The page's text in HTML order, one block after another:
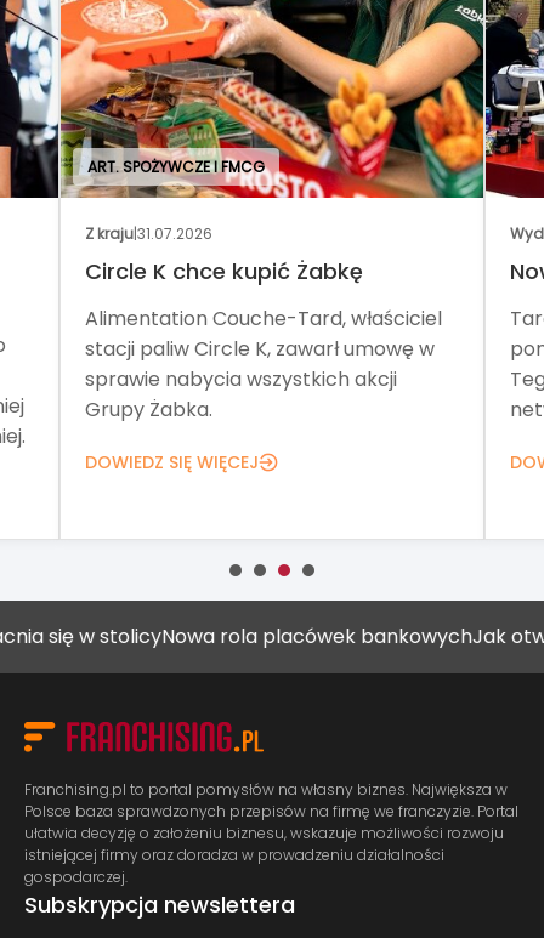
ART. SPOŻYWCZE I FMCG
Z kraju|31.07.2026
Circle K chce kupić Żabkę
Alimentation Couche-Tard, właściciel
stacji paliw Circle K, zawarł umowę w
sprawie nabycia wszystkich akcji
Grupy Żabka.
DOWIEDZ SIĘ WIĘCEJ
stolicyNowa rola placówek bankowychJak otworzyć
Franchising.pl to portal pomysłów na własny biznes. Największa w
Polsce baza sprawdzonych przepisów na firmę we franczyzie. Portal
ułatwia decyzję o założeniu biznesu, wskazuje możliwości rozwoju
istniejącej firmy oraz doradza w prowadzeniu działalności
gospodarczej.
Subskrypcja newslettera